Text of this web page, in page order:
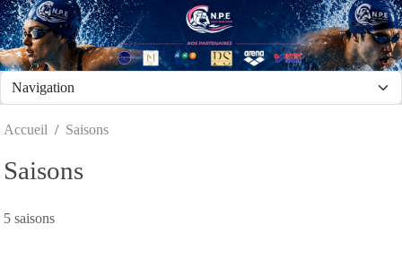
Accueil Saisons
Saisons
5 saisons
Panneau de gestion des cookies